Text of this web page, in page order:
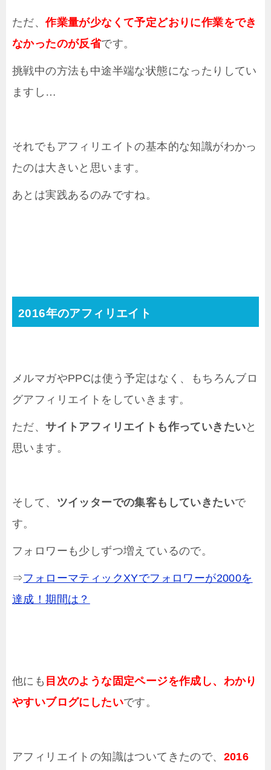
ただ、作業量が少なくて予定どおりに作業をでき
なかったのが反省です。
挑戦中の方法も中途半端な状態になったりしてい
ますし…
それでもアフィリエイトの基本的な知識がわかっ
たのは大きいと思います。
あとは実践あるのみですね。
2016年のアフィリエイト
メルマガやPPCは使う予定はなく、もちろんブロ
グアフィリエイトをしていきます。
ただ、サイトアフィリエイトも作っていきたいと
思います。
そして、 ツイッターでの集客もしていきたいで
す。
フォロワーも少しずつ増えているので。
⇒フォローマティックXYでフォロワーが2000を
達成！期間は？
他にも 目次のような固定ページを作成し、わかり
やすいブログにしたいです。
アフィリエイトの知識はついてきたので、 2016